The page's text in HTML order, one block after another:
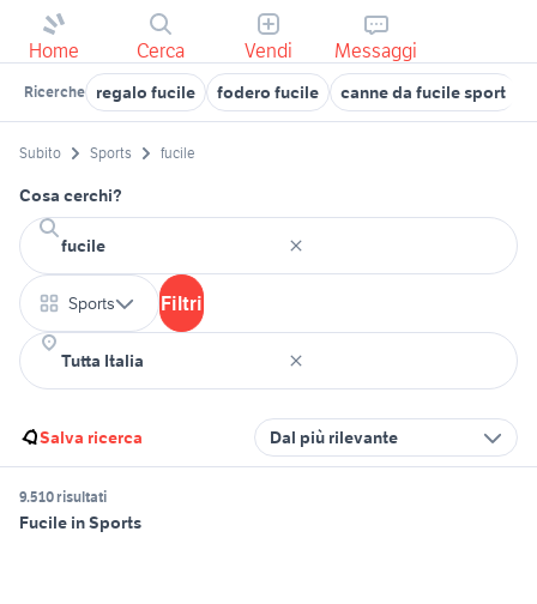
Home Cerca Vendi Messaggi
Ricerche regalo fucile fodero fucile canne da fucile sport
Subito Sports fucile
Cosa cerchi?
Sports Filtri
Salva ricerca Dal più rilevante
9.510 risultati
Fucile in Sports